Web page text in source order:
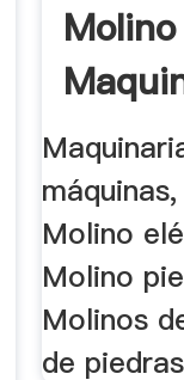
Molino
Molino
Molinos
de